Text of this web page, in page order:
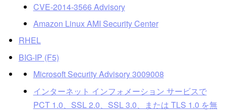
CVE-2014-3566 Advisory
Amazon Linux AMI Security Center
RHEL
BIG-IP (F5)
Microsoft Security Advisory 3009008
インターネット インフォメーション サービスで
PCT 1.0、SSL 2.0、SSL 3.0、または TLS 1.0 を無